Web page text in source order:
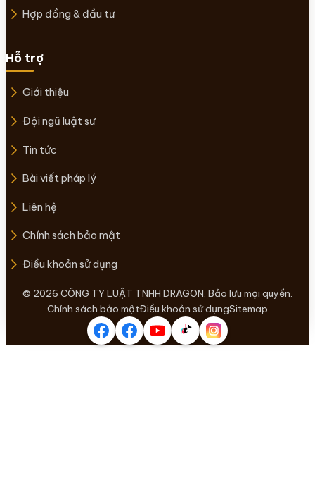
Hợp đồng & đầu tư
Hỗ trợ
Giới thiệu
Đội ngũ luật sư
Tin tức
Bài viết pháp lý
Liên hệ
Chính sách bảo mật
Điều khoản sử dụng
© 2026 CÔNG TY LUẬT TNHH DRAGON. Bảo lưu mọi quyền.
Chính sách bảo mậtĐiều khoản sử dụngSitemap